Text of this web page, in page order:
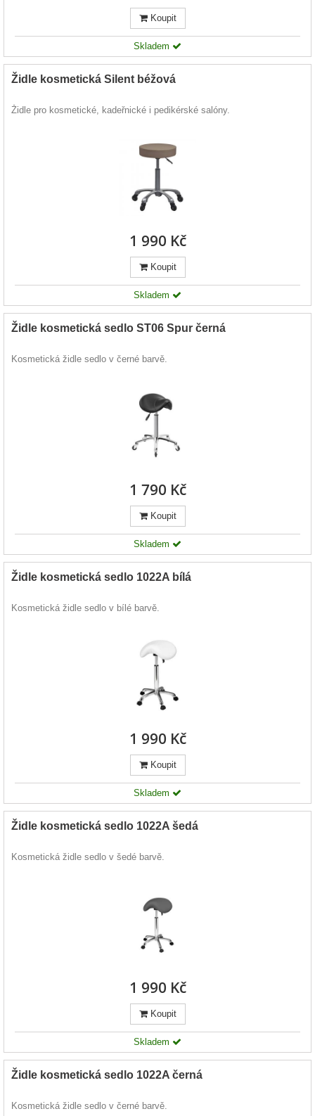
Koupit
Skladem
Židle kosmetická Silent béžová
Židle pro kosmetické, kadeřnické i pedikérské salóny.
1 990 Kč
Koupit
Skladem
Židle kosmetická sedlo ST06 Spur černá
Kosmetická židle sedlo v černé barvě.
1 790 Kč
Koupit
Skladem
Židle kosmetická sedlo 1022A bílá
Kosmetická židle sedlo v bílé barvě.
1 990 Kč
Koupit
Skladem
Židle kosmetická sedlo 1022A šedá
Kosmetická židle sedlo v šedé barvě.
1 990 Kč
Koupit
Skladem
Židle kosmetická sedlo 1022A černá
Kosmetická židle sedlo v černé barvě.